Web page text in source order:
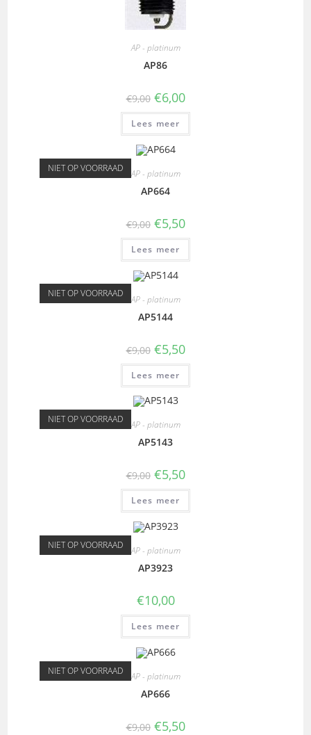
AP - platinum
AP86
€9,00 €6,00
Lees meer
NIET OP VOORRAAD AP - platinum
AP664
€9,00 €5,50
Lees meer
NIET OP VOORRAAD AP - platinum
AP5144
€9,00 €5,50
Lees meer
NIET OP VOORRAAD AP - platinum
AP5143
€9,00 €5,50
Lees meer
NIET OP VOORRAAD AP - platinum
AP3923
€10,00
Lees meer
NIET OP VOORRAAD AP - platinum
AP666
€9,00 €5,50